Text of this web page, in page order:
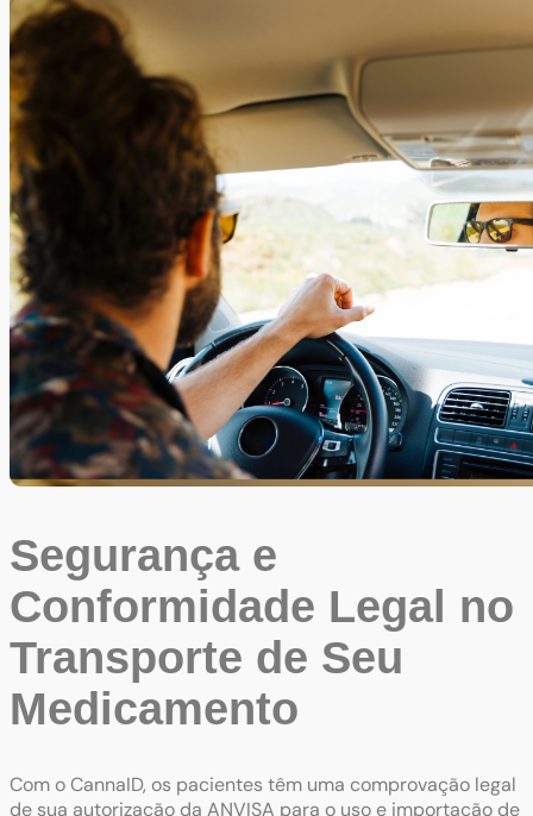
Segurança e
Conformidade Legal no
Transporte de Seu
Medicamento
Com o CannaID, os pacientes têm uma comprovação legal
de sua autorização da ANVISA para o uso e importação de